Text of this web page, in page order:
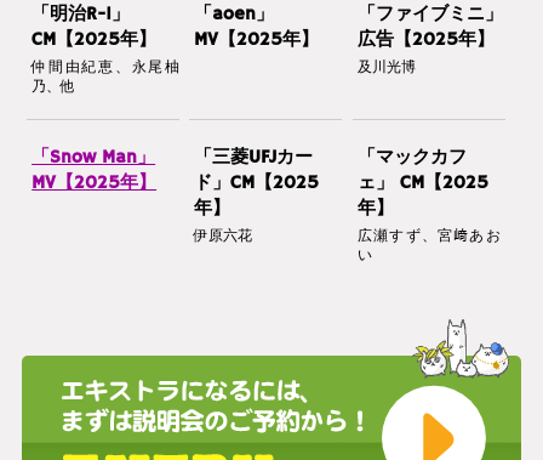
「明治R-1」
CM【2025年】
仲間由紀恵、永尾柚
乃、他
「aoen」
MV【2025年】
「ファイブミニ」
広告【2025年】
及川光博
「Snow Man」
MV【2025年】
「三菱UFJカー
ド」CM【2025
年】
伊原六花
「マックカフ
ェ」 CM【2025
年】
広瀬すず、宮﨑あお
い